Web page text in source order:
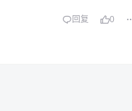
回复 0